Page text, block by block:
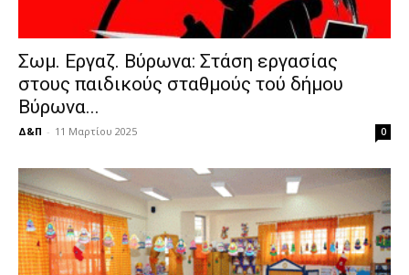
Σωμ. Εργαζ. Βύρωνα: Στάση εργασίας
στους παιδικούς σταθμούς τού δήμου
Βύρωνα...
Δ&Π - 11 Μαρτίου 2025 0